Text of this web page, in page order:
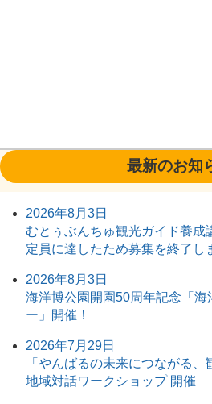
最新のお知
2026年8月3日
むとぅぶんちゅ観光ガイド養
定員に達したため募集を終了し
2026年8月3日
海洋博公園開園50周年記念「海
ー」開催！
2026年7月29日
「やんばるの未来につながる、
地域対話ワークショップ 開催